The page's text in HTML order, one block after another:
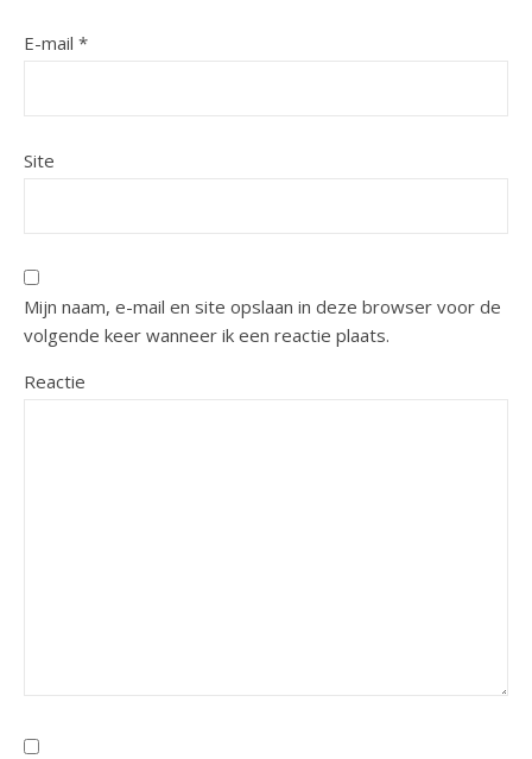
E-mail *
Site
Mijn naam, e-mail en site opslaan in deze browser voor de
volgende keer wanneer ik een reactie plaats.
Reactie